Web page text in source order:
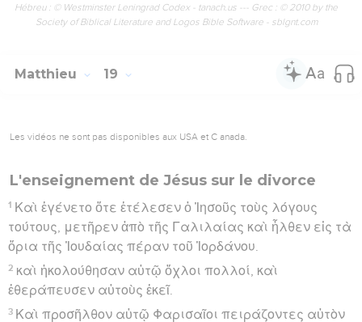
Hébreu : © Westminster Leningrad Codex - tanach.us --- Grec : © 2010 by the
Society of Biblical Literature and Logos Bible Software - sblgnt.com
Matthieu 19
Les vidéos ne sont pas disponibles aux USA et C anada.
L'enseignement de Jésus sur le divorce
1 Καὶ ἐγένετο ὅτε ἐτέλεσεν ὁ Ἰησοῦς τοὺς λόγους
τούτους, μετῆρεν ἀπὸ τῆς Γαλιλαίας καὶ ἦλθεν εἰς τὰ
ὅρια τῆς Ἰουδαίας πέραν τοῦ Ἰορδάνου.
2 καὶ ἠκολούθησαν αὐτῷ ὄχλοι πολλοί, καὶ
ἐθεράπευσεν αὐτοὺς ἐκεῖ.
3 Καὶ προσῆλθον αὐτῷ Φαρισαῖοι πειράζοντες αὐτὸν